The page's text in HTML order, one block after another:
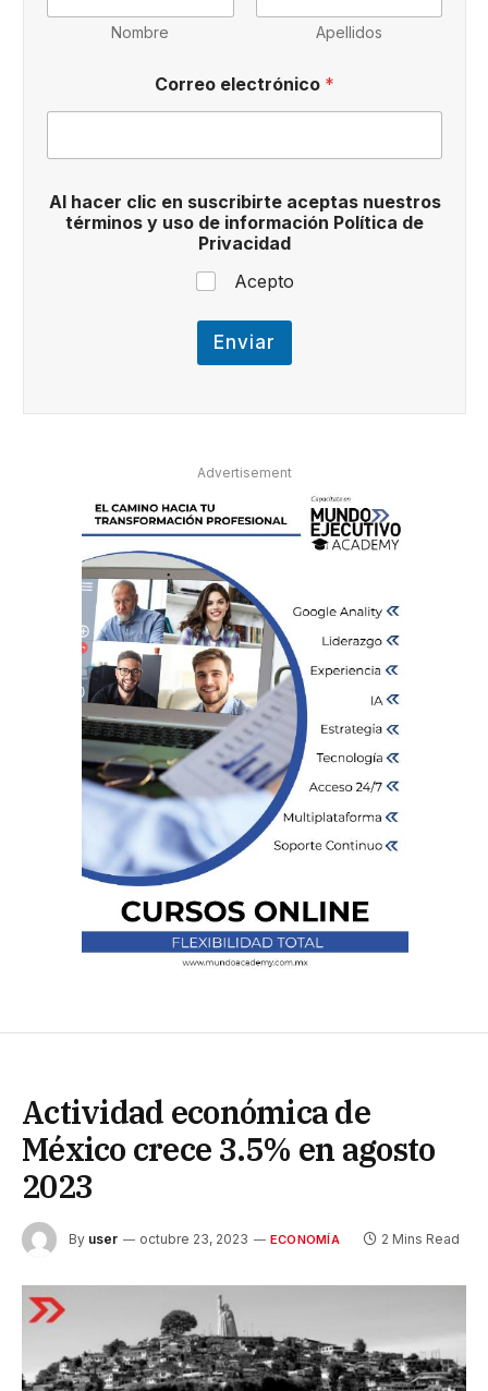
P
o
í
i
c
a
Nombre Apellidos
Correo electrónico *
Al hacer clic en suscribirte aceptas nuestros
términos y uso de información Política de
Privacidad
Acepto
Enviar
Advertisement
Actividad económica de
México crece 3.5% en agosto
2023
By user octubre 23, 2023 ECONOMÍA 2 Mins Read